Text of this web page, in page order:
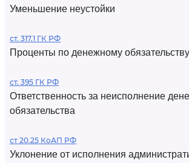
Уменьшение неустойки
ст. 317.1 ГК РФ
Проценты по денежному обязательству
ст. 395 ГК РФ
Ответственность за неисполнение
обязательства
ст 20.25 КоАП РФ
Уклонение от исполнения